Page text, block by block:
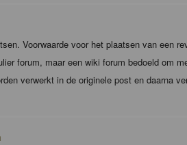
Voorwaarde voor het plaatsen van een
forum, maar een wiki forum bedoeld om
verwerkt in de originele post en daarna